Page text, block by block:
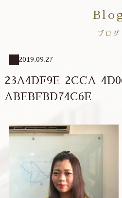
ブログ
2019.09.27
23A4DF9E-2CCA-
ABEBFBD74C6E